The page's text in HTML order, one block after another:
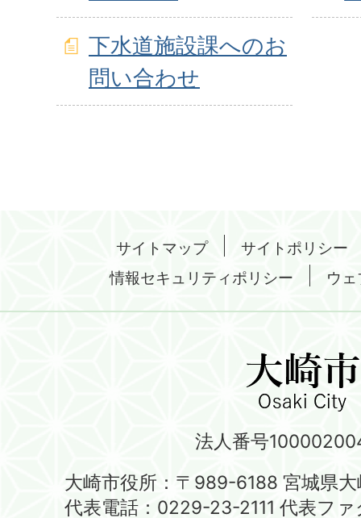
下水道施設課へのお
問い合わせ
サイトマップ
サイトポリシー
情報セキュリティポリシー
ウ
法人番号
大崎市役所：〒989-6188 宮城県大
代表電話：0229-23-2111 代表フ